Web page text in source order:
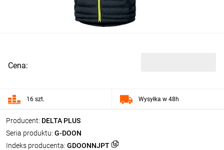
Producent: DELTA PLUS
Seria produktu: G-DOON
Indeks producenta: GDOONNJPT
Cena:
16 szt. Wysyłka w 48h